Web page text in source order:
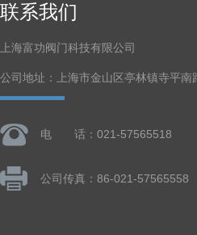
联系我们
上海富功阀门科技有限公司
公司地址：上海市金山区亭林镇寺平南
电 话：021-57565518
公司传真：86-021-57565558